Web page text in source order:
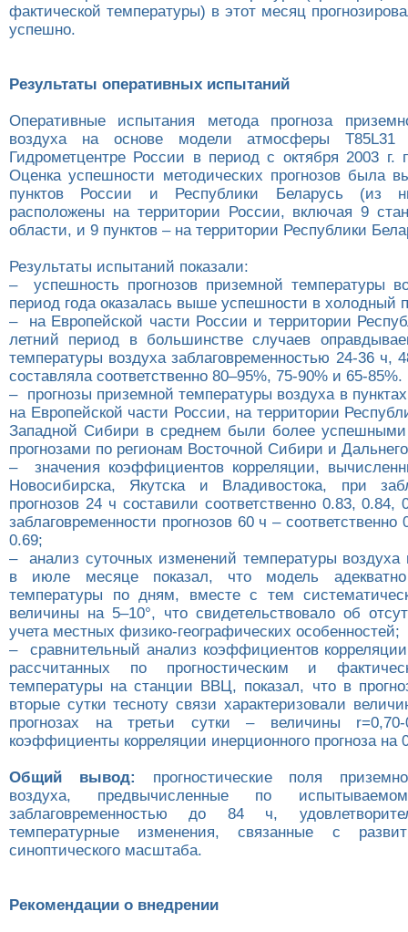
фактической температуры) в этот месяц
успешно.
Результаты оперативных испытаний
Оперативные испытания метода прогноза
воздуха на основе модели атмосферы T85L31
Гидрометцентре России в период с октября 2003 г.
Оценка успешности методических прогнозов была
пунктов России и Республики Беларусь (из
расположены на территории России, включая 9
области, и 9 пунктов – на территории Республики
Результаты испытаний показали:
– успешность прогнозов приземной температуры
период года оказалась выше успешности в холодный
– на Европейской части России и территории
летний период в большинстве случаев
температуры воздуха заблаговременностью 24-36 ч,
составляла соответственно 80–95%, 75-90% и 65-85%.
– прогнозы приземной температуры воздуха в
на Европейской части России, на территории
Западной Сибири в среднем были более
прогнозами по регионам Восточной Сибири и
– значения коэффициентов корреляции,
Новосибирска, Якутска и Владивостока, при
прогнозов 24 ч составили соответственно 0.83,
заблаговременности прогнозов 60 ч –
0.69;
– анализ суточных изменений температуры воздуха
в июле месяце показал, что модель
температуры по дням, вместе с тем
величины на 5–10°, что свидетельствовало об
учета местных физико-географических особенностей;
– сравнительный анализ коэффициентов
рассчитанных по прогностическим и
температуры на станции ВВЦ, показал, что в
вторые сутки тесноту связи характеризовали
прогнозах на третьи сутки – величины
коэффициенты корреляции инерционного прогноза на
Общий вывод: прогностические поля
воздуха, предвычисленные по
заблаговременностью до 84 ч,
температурные изменения, связанные с
синоптического масштаба.
Рекомендации о внедрении